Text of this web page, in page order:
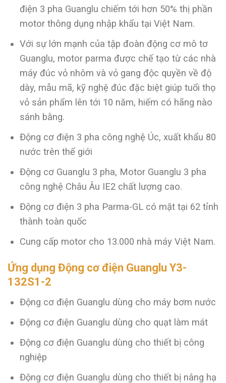
điện 3 pha Guanglu chiếm tới hơn 50% thị phần
motor thông dụng nhập khẩu tại Việt Nam.
Với sự lớn mạnh của tập đoàn động cơ mô tơ
Guanglu, motor parma được chế tạo từ các nhà
máy đúc vỏ nhôm và vỏ gang độc quyền về độ
dày, mẫu mã, kỹ nghệ đúc đặc biệt giúp tuổi thọ
vỏ sản phẩm lên tới 10 năm, hiếm có hãng nào
sánh bằng.
Động cơ điện 3 pha công nghệ Úc, xuất khẩu 80
nước trên thế giới
Động cơ Guanglu 3 pha, Motor Guanglu 3 pha
công nghệ Châu Âu IE2 chất lượng cao.
Động cơ điện 3 pha Parma-GL có mặt tại 62 tỉnh
thành toàn quốc
Cung cấp motor cho 13.000 nhà máy Việt Nam.
Ứng dụng Động cơ điện Guanglu Y3-
132S1-2
Động cơ điện Guanglu dùng cho máy bơm nước
Động cơ điện Guanglu dùng cho quạt làm mát
Động cơ điện Guanglu dùng cho thiết bị công
nghiệp
Động cơ điện Guanglu dùng cho thiết bị nâng hạ